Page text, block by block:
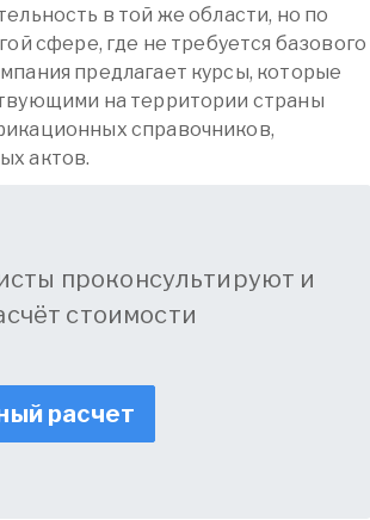
в той же области, но по
сфере, где не требуется базового
предлагает курсы, которые
на территории страны
справочников,
актов.
проконсультируют и
стоимости
расчет